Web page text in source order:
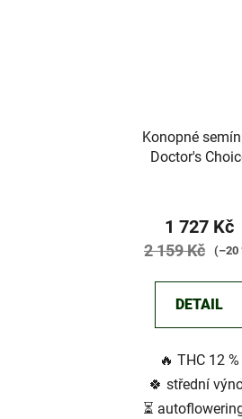
Konopné
Doctor's
z
1 727 Kč
2 159 Kč (–20
DETAIL
🔥 THC 12 %
🍀 střední
⏳